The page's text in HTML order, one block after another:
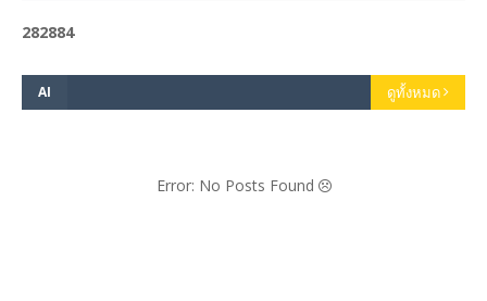
282884
AI ดูทั้งหมด
Error: No Posts Found